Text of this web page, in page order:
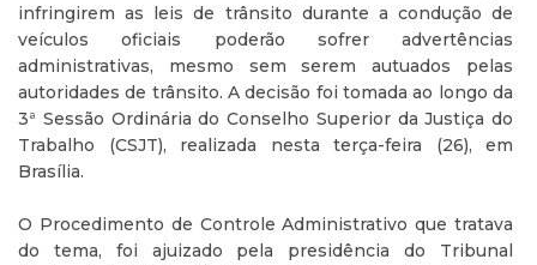
infringirem as leis de trânsito durante a condução de
veículos oficiais poderão sofrer advertências
administrativas, mesmo sem serem autuados pelas
autoridades de trânsito. A decisão foi tomada ao longo da
3ª Sessão Ordinária do Conselho Superior da Justiça do
Trabalho (CSJT), realizada nesta terça-feira (26), em
Brasília.
O Procedimento de Controle Administrativo que tratava
do tema, foi ajuizado pela presidência do Tribunal